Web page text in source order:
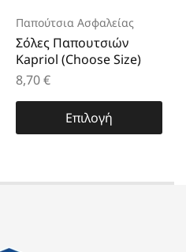
Παπούτσια Ασφαλείας
Σόλες Παπουτσιών
Kapriol (Choose Size)
8,70€
Επιλογή